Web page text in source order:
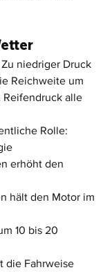
niedriger Druck
Reichweite um
Reifendruck alle
Rolle:
erhöht den
hält den Motor im
10 bis 20
die Fahrweise